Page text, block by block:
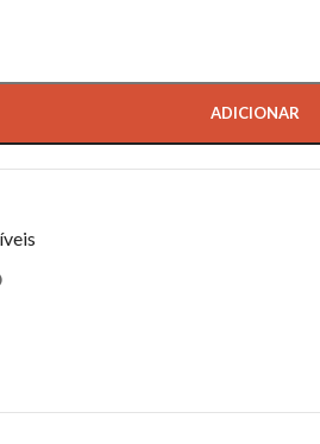
ADICIONAR